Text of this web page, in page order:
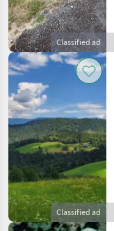
Classified ad
Classified ad